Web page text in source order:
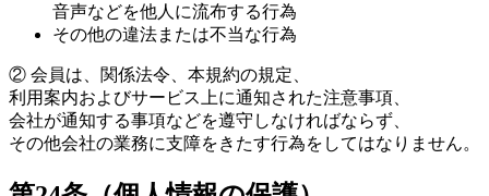
音声などを他人に流布する行為
その他の違法または不当な行為
② 会員は、関係法令、本規約の規定、
利用案内およびサービス上に通知された注意事項、
会社が通知する事項などを遵守しなければならず、
その他会社の業務に支障をきたす行為をしてはなりません。